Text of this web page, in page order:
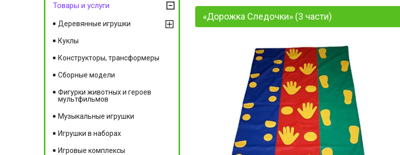
«Дорожка Следочки» (3 части)
Товары и услуги
Деревянные игрушки
Куклы
Конструкторы, трансформеры
Сборные модели
Фигурки животных и героев
мультфильмов
Музыкальные игрушки
Игрушки в наборах
Игровые комплексы